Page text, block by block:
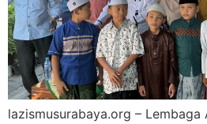
lazismusurabaya.org –